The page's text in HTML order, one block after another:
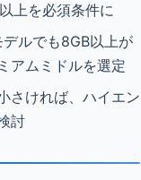
上を必須条件に
ルでも8GB以上が
アムミドルを選定
さければ、ハイエン
討